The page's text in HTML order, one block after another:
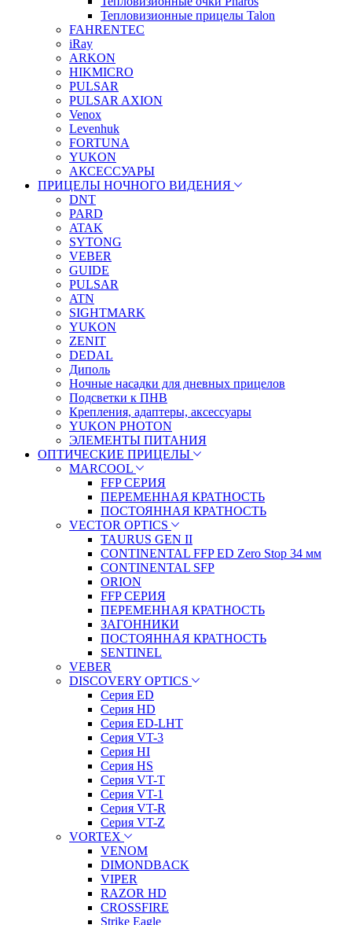
Тепловизионные прицелы Talon
FAHRENTEC
iRay
ARKON
HIKMICRO
PULSAR
PULSAR AXION
Venox
Levenhuk
FORTUNA
YUKON
АКСЕССУАРЫ
ПРИЦЕЛЫ НОЧНОГО ВИДЕНИЯ
DNT
PARD
ATAK
SYTONG
VEBER
GUIDE
PULSAR
ATN
SIGHTMARK
YUKON
ZENIT
DEDAL
Диполь
Ночные насадки для дневных прицелов
Подсветки к ПНВ
Крепления, адаптеры, аксессуары
YUKON PHOTON
ЭЛЕМЕНТЫ ПИТАНИЯ
ОПТИЧЕСКИЕ ПРИЦЕЛЫ
MARCOOL
FFP СЕРИЯ
ПЕРЕМЕННАЯ КРАТНОСТЬ
ПОСТОЯННАЯ КРАТНОСТЬ
VECTOR OPTICS
TAURUS GEN II
CONTINENTAL FFP ED Zero Stop 34 мм
CONTINENTAL SFP
ORION
FFP СЕРИЯ
ПЕРЕМЕННАЯ КРАТНОСТЬ
ЗАГОННИКИ
ПОСТОЯННАЯ КРАТНОСТЬ
SENTINEL
VEBER
DISCOVERY OPTICS
Серия ED
Серия HD
Серия ED-LHT
Серия VT-3
Серия HI
Серия HS
Серия VT-T
Серия VT-1
Серия VT-R
Серия VT-Z
VORTEX
VENOM
DIMONDBACK
VIPER
RAZOR HD
CROSSFIRE
Strike Eagle